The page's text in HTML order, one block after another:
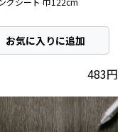
お気に入りに追加
483円